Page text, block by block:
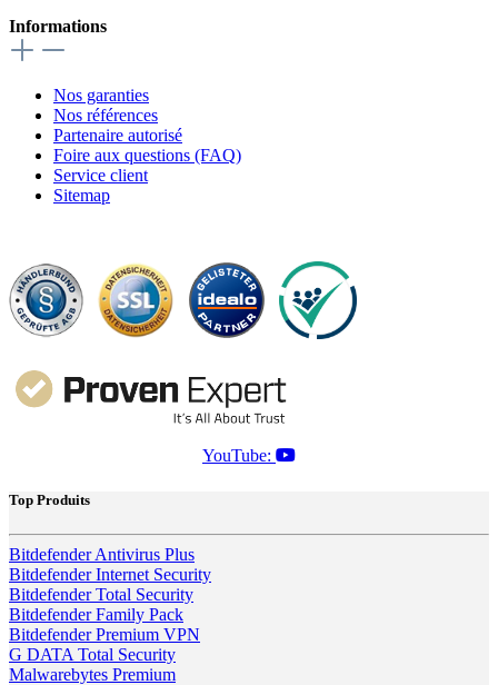
Informations
Nos garanties
Nos références
Partenaire autorisé
Foire aux questions (FAQ)
Service client
Sitemap
YouTube:
Top Produits
Bitdefender Antivirus Plus
Bitdefender Internet Security
Bitdefender Total Security
Bitdefender Family Pack
Bitdefender Premium VPN
G DATA Total Security
Malwarebytes Premium